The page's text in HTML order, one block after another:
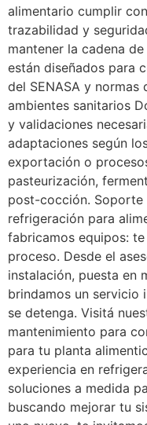
alimentario cumplir
trazabilidad y
mantener la cadena
están diseñados para
del SENASA y normas
ambientes sanitarios
y validaciones
adaptaciones según
exportación o
pasteurización,
post-cocción.
refrigeración para
fabricamos equipos:
proceso. Desde el
instalación, puesta en
brindamos un servicio
se detenga. Visitá
mantenimiento para
para tu planta
experiencia en
soluciones a medida
buscando mejorar tu